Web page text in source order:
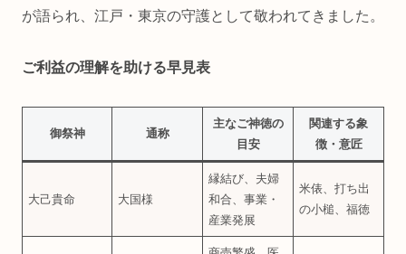
が語られ、江戸・東京の守護として敬われてきました。
ご利益の理解を助ける早見表
御祭神 通称
主なご神徳の
目安
関連する象
徴・意匠
大己貴命 大国様
縁結び、夫婦
和合、事業・
産業発展
米俵、打ち出
の小槌、福徳